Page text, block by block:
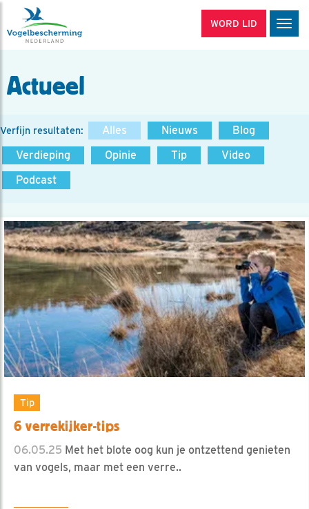
WORD LID
Actueel
Verfijn resultaten: Alles Nieuws
Blog
Verdieping
Opinie Tip
Video
Podcast
Tip
6 verrekijker-tips
06.05.25 Met het blote oog kun je ontzettend genieten
van vogels, maar met een verre..